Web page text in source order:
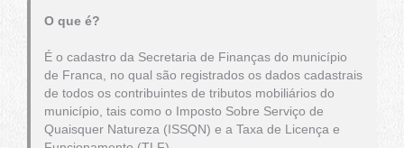
O que é?
É o cadastro da Secretaria de Finanças do município
de Franca, no qual são registrados os dados cadastrais
de todos os contribuintes de tributos mobiliários do
município, tais como o Imposto Sobre Serviço de
Quaisquer Natureza (ISSQN) e a Taxa de Licença e